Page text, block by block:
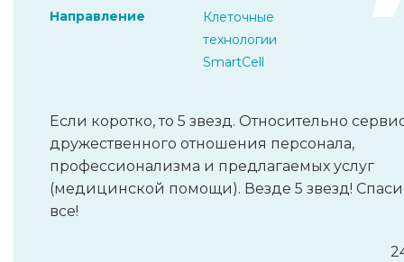
Направление
Клеточные
технологии
SmartCell
Если коротко, то 5 звезд. Относительно
дружественного отношения персонала,
профессионализма и предлагаемых услуг
(медицинской помощи). Везде 5 звезд!
все!